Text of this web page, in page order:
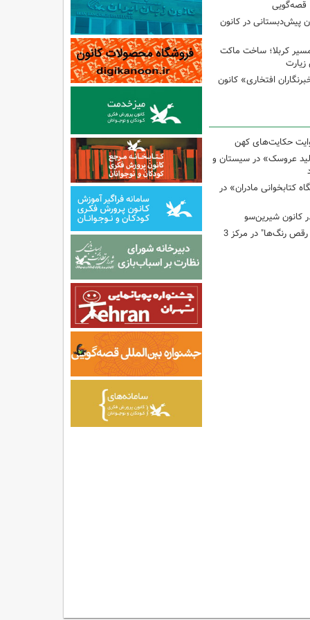
قصه‌گویی
پیش‌دبستانی در کانون
کربلا؛ ساخت ماکت
افتخاری» کانون
حکایت‌های کهن
عروسک» در سیستان و
کتابخوانی مادران» در
کانون شیرین‌سو
برگزاری کارگاه "آب و رقص رنگ‌ها" در مرکز 3